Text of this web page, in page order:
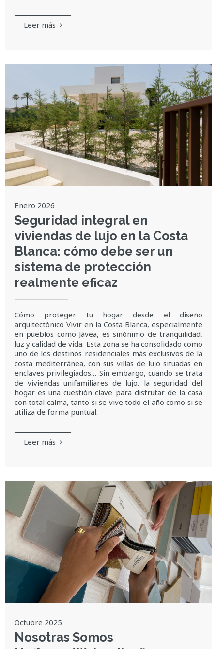
Leer más
Enero 2026
Seguridad integral en
viviendas de lujo en la Costa
Blanca: cómo debe ser un
sistema de protección
realmente eficaz
Cómo proteger tu hogar desde el diseño
arquitectónico Vivir en la Costa Blanca, especialmente
en pueblos como Jávea, es sinónimo de tranquilidad,
luz y calidad de vida. Esta zona se ha consolidado como
uno de los destinos residenciales más exclusivos de la
costa mediterránea, con sus villas de lujo situadas en
enclaves privilegiados… Sin embargo, cuando se trata
de viviendas unifamiliares de lujo, la seguridad del
hogar es una cuestión clave para disfrutar de la casa
con total calma, tanto si se vive todo el año como si se
utiliza de forma puntual.
Leer más
Octubre 2025
Nosotras Somos